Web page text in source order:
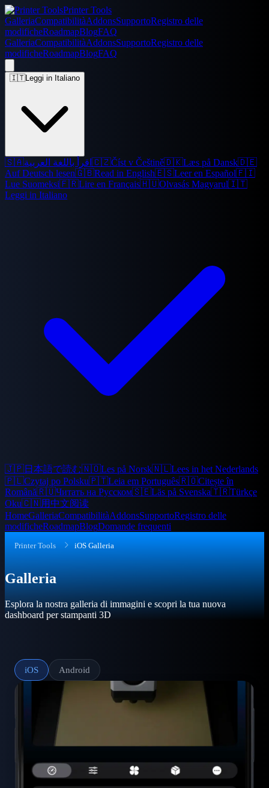
Printer Tools
GalleriaCompatibilitàAddonsSupportoRegistro delle
modificheRoadmapBlogFAQ
GalleriaCompatibilitàAddonsSupportoRegistro delle
modificheRoadmapBlogFAQ
🇮🇹Leggi in Italiano
🇸🇦اقرأ باللغة العربية 🇨🇿Číst v Češtině🇩🇰Læs på Dansk🇩🇪
Auf Deutsch lesen🇬🇧Read in English🇪🇸Leer en Español🇫🇮
Lue Suomeksi🇫🇷Lire en Français🇭🇺Olvasás Magyarul🇮🇹
Leggi in Italiano
🇯🇵日本語で読む🇳🇴Les på Norsk🇳🇱Lees in het Nederlands
🇵🇱Czytaj po Polsku🇵🇹Leia em Português🇷🇴Citește în
Română🇷🇺Читать на Русском🇸🇪Läs på Svenska🇹🇷Türkçe
Oku🇨🇳用中文阅读
HomeGalleriaCompatibilitàAddonsSupportoRegistro delle
modificheRoadmapBlogDomande frequenti
Printer Tools iOS Galleria
Galleria
Esplora la nostra galleria di immagini e scopri la tua nuova
dashboard per stampanti 3D
iOS Android